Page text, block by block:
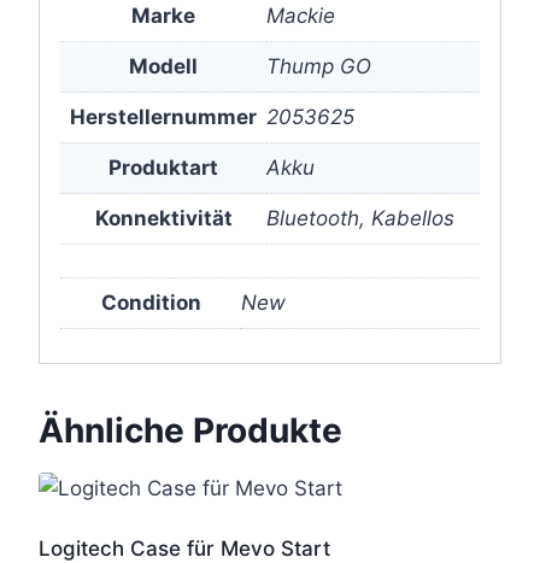
Marke Mackie
Modell Thump GO
Herstellernummer 2053625
Produktart Akku
Konnektivität Bluetooth, Kabellos
Condition New
Ähnliche Produkte
Logitech Case für Mevo Start